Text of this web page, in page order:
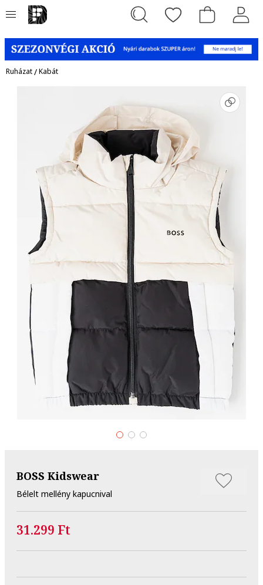
Ruházat/Kabát
BOSS Kidswear
Bélelt mellény kapucnival
31.299 Ft